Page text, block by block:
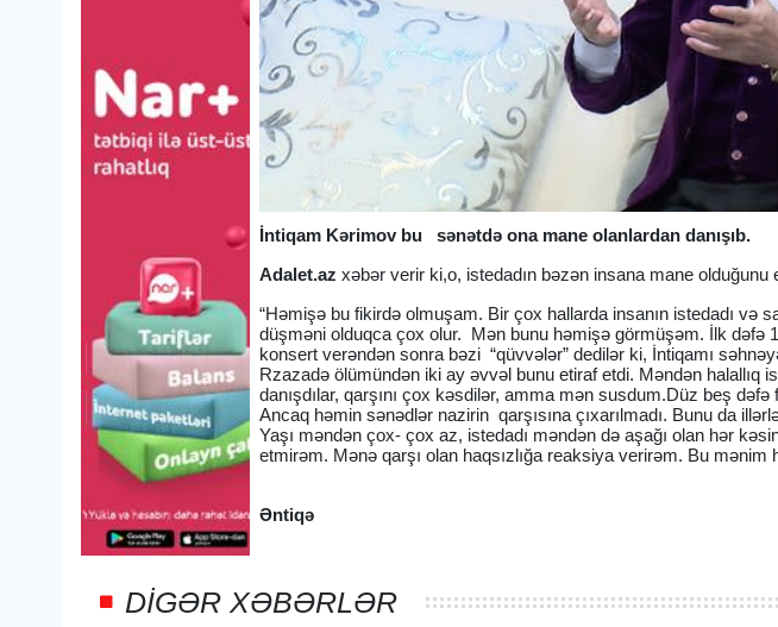
İntiqam Kərimov bu sənətdə ona mane olanlardan danışıb.
Adalet.az xəbər verir ki,o, istedadın bəzən insana mane olduğunu
“Həmişə bu fikirdə olmuşam. Bir çox hallarda insanın istedadı və
düşməni olduqca çox olur. Mən bunu həmişə görmüşəm. İlk dəfə
konsert verəndən sonra bəzi “qüvvələr” dedilər ki, İntiqamı
Rzazadə ölümündən iki ay əvvəl bunu etiraf etdi. Məndən halallıq
danışdılar, qarşını çox kəsdilər, amma mən susdum.Düz beş
Ancaq həmin sənədlər nazirin qarşısına çıxarılmadı. Bunu da
Yaşı məndən çox- çox az, istedadı məndən də aşağı olan hər
etmirəm. Mənə qarşı olan haqsızlığa reaksiya verirəm. Bu mənim
Əntiqə
DIGƏR XƏBƏRLƏR